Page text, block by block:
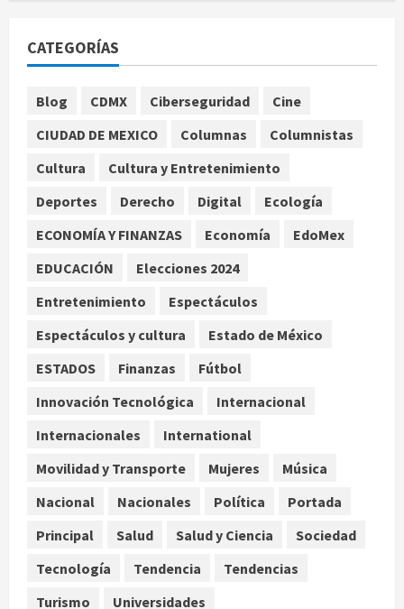
crisis migratoria en Ceuta
Muere a los 26 años Sydney Towle,
contra el cáncer
agosto 8, 2026
avanza a la final del Premundial
4
Defunciones en México bajan en
pandemia, señala Inegi
agosto 8, 2026
Femenil sobre Cruz Azul en la
Jornada 2
CATEGORÍAS
Blog CDMX Ciberseguridad
Cine
CIUDAD DE MEXICO
Columnas
Columnistas
Cultura
Cultura y Entretenimiento
Deportes
Derecho Digital
Ecología
ECONOMÍA Y FINANZAS
Economía
EdoMex
EDUCACIÓN
Elecciones 2024
Entretenimiento
Espectáculos
Espectáculos y cultura
Estado de México
ESTADOS
Finanzas
Fútbol
Innovación Tecnológica
Internacional
Internacionales
International
Movilidad y Transporte
Mujeres
Música
Nacional
Nacionales Política
Portada
Principal
Salud Salud y Ciencia
Sociedad
Tecnología
Tendencia
Tendencias
Turismo
Universidades